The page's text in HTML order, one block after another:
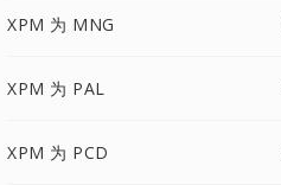
XPM 为 MNG
XPM 为 PAL
XPM 为 PCD